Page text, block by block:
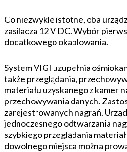
Co niezwykle istotne, oba
zasilacza 12 V DC. Wybór
dodatkowego okablowania.
System VIGI uzupełnia
także przeglądania,
materiału uzyskanego z kamer
przechowywania danych.
zarejestrowanych nagrań.
jednoczesnego odtwarzania
szybkiego przeglądania
dowolnego miejsca można